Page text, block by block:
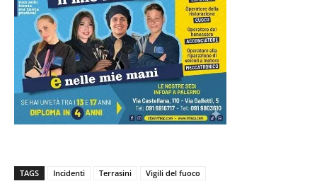
TAGS Incidenti Terrasini Vigili del fuoco